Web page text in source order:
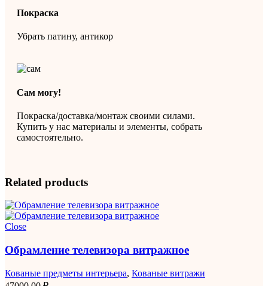
Покраска
Убрать патину, антикор
Сам могу!
Покраска/доставка/монтаж своими силами.
Купить у нас материалы и элементы, собрать
самостоятельно.
Related products
Close
Обрамление телевизора витражное
Кованые предметы интерьера, Кованые витражи